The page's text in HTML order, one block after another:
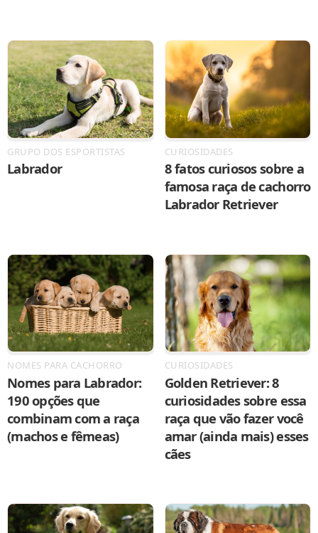
GRUPO DOS ESPORTISTAS
Labrador
CURIOSIDADES
8 fatos curiosos sobre a
famosa raça de cachorro
Labrador Retriever
NOMES PARA CACHORRO
Nomes para Labrador:
190 opções que
combinam com a raça
(machos e fêmeas)
CURIOSIDADES
Golden Retriever: 8
curiosidades sobre essa
raça que vão fazer você
amar (ainda mais) esses
cães